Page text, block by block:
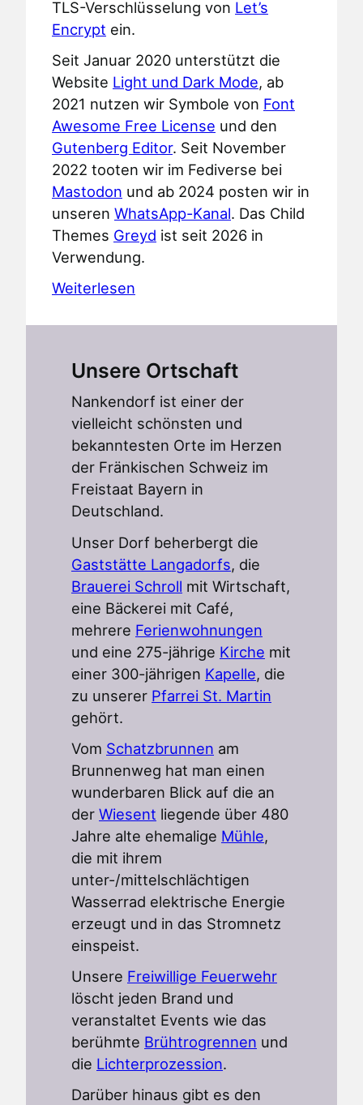
TLS-Verschlüsselung von Let’s
Encrypt ein.
Seit Januar 2020 unterstützt die
Website Light und Dark Mode, ab
2021 nutzen wir Symbole von Font
Awesome Free License und den
Gutenberg Editor. Seit November
2022 tooten wir im Fediverse bei
Mastodon und ab 2024 posten wir in
unseren WhatsApp-Kanal. Das Child
Themes Greyd ist seit 2026 in
Verwendung.
Weiterlesen
Unsere Ortschaft
Nankendorf ist einer der
vielleicht schönsten und
bekanntesten Orte im Herzen
der Fränkischen Schweiz im
Freistaat Bayern in
Deutschland.
Unser Dorf beherbergt die
Gaststätte Langadorfs, die
Brauerei Schroll mit Wirtschaft,
eine Bäckerei mit Café,
mehrere Ferienwohnungen
und eine 275-jährige Kirche mit
einer 300-jährigen Kapelle, die
zu unserer Pfarrei St. Martin
gehört.
Vom Schatzbrunnen am
Brunnenweg hat man einen
wunderbaren Blick auf die an
der Wiesent liegende über 480
Jahre alte ehemalige Mühle,
die mit ihrem
unter-/mittelschlächtigen
Wasserrad elektrische Energie
erzeugt und in das Stromnetz
einspeist.
Unsere Freiwillige Feuerwehr
löscht jeden Brand und
veranstaltet Events wie das
berühmte Brühtrogrennen und
die Lichterprozession.
Darüber hinaus gibt es den